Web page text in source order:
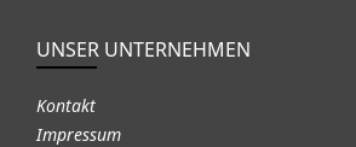
UNSER UNTERNEHMEN
Kontakt
Impressum